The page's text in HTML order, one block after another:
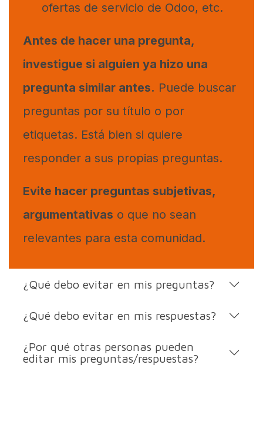
ofertas de servicio de Odoo, etc.
Antes de hacer una pregunta,
investigue si alguien ya hizo una
pregunta similar antes. Puede buscar
preguntas por su título o por
etiquetas. Está bien si quiere
responder a sus propias preguntas.
Evite hacer preguntas subjetivas,
argumentativas o que no sean
relevantes para esta comunidad.
¿Qué debo evitar en mis preguntas?
¿Qué debo evitar en mis respuestas?
¿Por qué otras personas pueden
editar mis preguntas/respuestas?